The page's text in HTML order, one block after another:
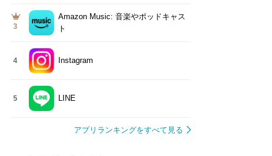
3
Amazon Music: 音楽やポッドキャス
ト
4 Instagram
5 LINE
アプリランキングをすべて見る